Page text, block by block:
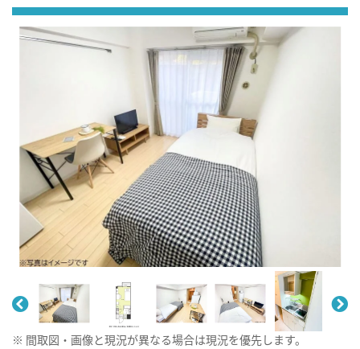
※ 間取図・画像と現況が異なる場合は現況を優先します。